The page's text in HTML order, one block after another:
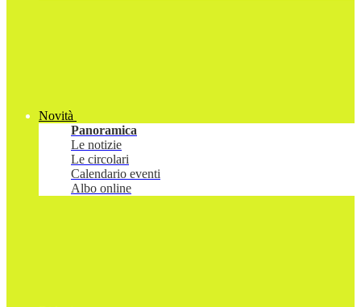
Novità
Panoramica
Le notizie
Le circolari
Calendario eventi
Albo online